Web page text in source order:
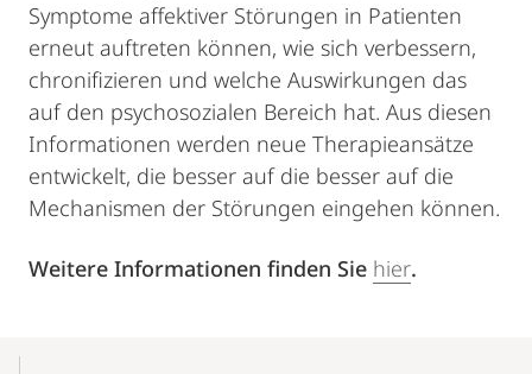
Symptome affektiver Störungen in Patienten
erneut auftreten können, wie sich verbessern,
chronifizieren und welche Auswirkungen das
auf den psychosozialen Bereich hat. Aus diesen
Informationen werden neue Therapieansätze
entwickelt, die besser auf die besser auf die
Mechanismen der Störungen eingehen können.
Weitere Informationen finden Sie hier.